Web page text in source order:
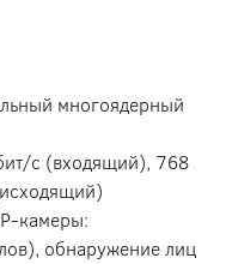
многоядерный
с (входящий), 768
камеры:
обнаружение лиц